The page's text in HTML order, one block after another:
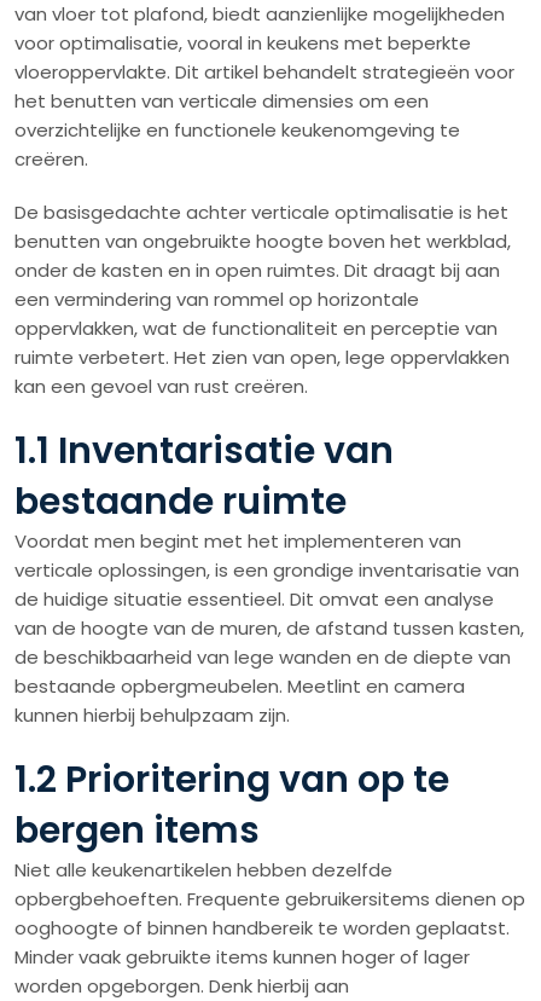
van vloer tot plafond, biedt aanzienlijke mogelijkheden
voor optimalisatie, vooral in keukens met beperkte
vloeroppervlakte. Dit artikel behandelt strategieën voor
het benutten van verticale dimensies om een
overzichtelijke en functionele keukenomgeving te
creëren.
De basisgedachte achter verticale optimalisatie is het
benutten van ongebruikte hoogte boven het werkblad,
onder de kasten en in open ruimtes. Dit draagt bij aan
een vermindering van rommel op horizontale
oppervlakken, wat de functionaliteit en perceptie van
ruimte verbetert. Het zien van open, lege oppervlakken
kan een gevoel van rust creëren.
1.1 Inventarisatie van
bestaande ruimte
Voordat men begint met het implementeren van
verticale oplossingen, is een grondige inventarisatie van
de huidige situatie essentieel. Dit omvat een analyse
van de hoogte van de muren, de afstand tussen kasten,
de beschikbaarheid van lege wanden en de diepte van
bestaande opbergmeubelen. Meetlint en camera
kunnen hierbij behulpzaam zijn.
1.2 Prioritering van op te
bergen items
Niet alle keukenartikelen hebben dezelfde
opbergbehoeften. Frequente gebruikersitems dienen op
ooghoogte of binnen handbereik te worden geplaatst.
Minder vaak gebruikte items kunnen hoger of lager
worden opgeborgen. Denk hierbij aan